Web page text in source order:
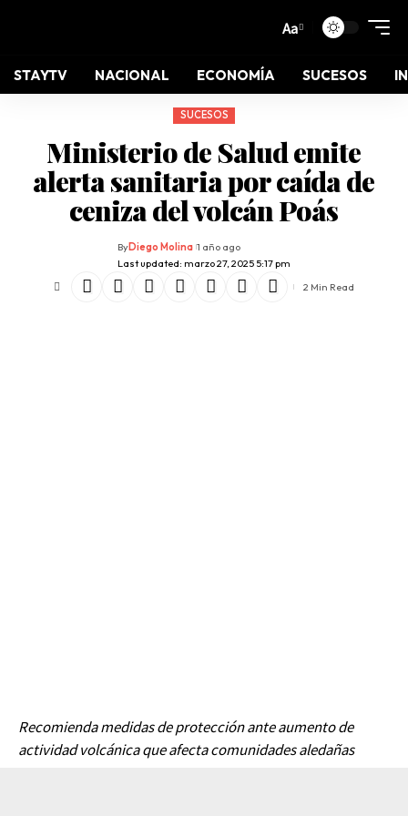
Aa
STAYTV NACIONAL ECONOMÍA SUCESOS
SUCESOS
Ministerio de Salud emite
alerta sanitaria por caída de
ceniza del volcán Poás
Last updated: marzo 27, 2025 5:17 pm
ByDiego Molina 1 año ago
2 Min Read
Recomienda medidas de protección ante aumento de
actividad volcánica que afecta comunidades aledañas